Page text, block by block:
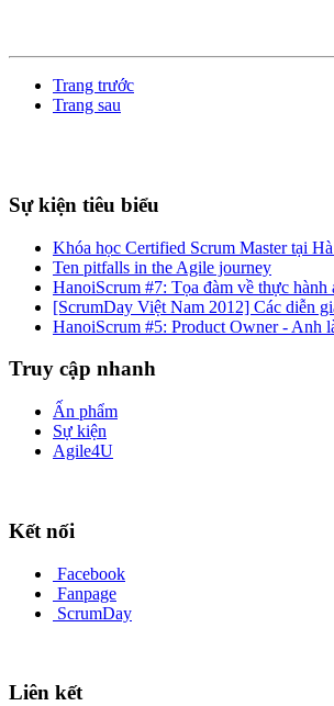
Trang trước
Trang sau
Sự kiện tiêu biểu
Khóa học Certified Scrum Master tại
Ten pitfalls in the Agile journey
HanoiScrum #7: Tọa đàm về thực hành
[ScrumDay Việt Nam 2012] Các diễn
HanoiScrum #5: Product Owner - Anh
Truy cập nhanh
Ấn phẩm
Sự kiện
Agile4U
Kết nối
Facebook
Fanpage
ScrumDay
Liên kết